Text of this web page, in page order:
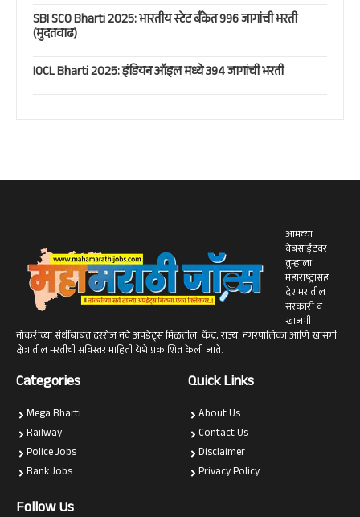
SBI SCO Bharti 2025: भारतीय स्टेट बँकेत 996 जागांची भरती
(मुदतवाढ)
IOCL Bharti 2025: इंडियन ऑइल मध्ये 394 जागांची भरती
आमच्या
वेबसाईटवर
तुम्हाला
महाराष्ट्रासह
देशभरातील
सरकारी व
खाजगी
नोकरीच्या संधींबाबत दररोज नवे अपडेट्स मिळतील. केंद्र, राज्य, नगरपालिका आणि खासगी
क्षेत्रातील भरतीची सविस्तर माहिती येथे प्रकाशित केली जाते.
Categories
Mega Bharti
Railway
Police Jobs
Bank Jobs
Quick Links
About Us
Contact Us
Disclaimer
Privacy Policy
Follow Us